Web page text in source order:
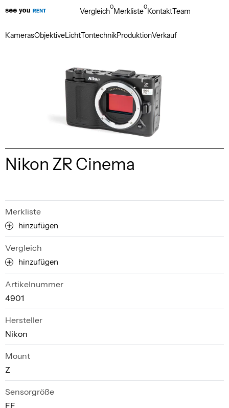
KamerasObjektiveLichtTontechnikProduktionVerkauf
Vergleich0Merkliste0KontaktTeam
Nikon ZR Cinema
Merkliste
hinzufügen
Vergleich
hinzufügen
Artikelnummer
4901
Hersteller
Nikon
Mount
Z
Sensorgröße
FF